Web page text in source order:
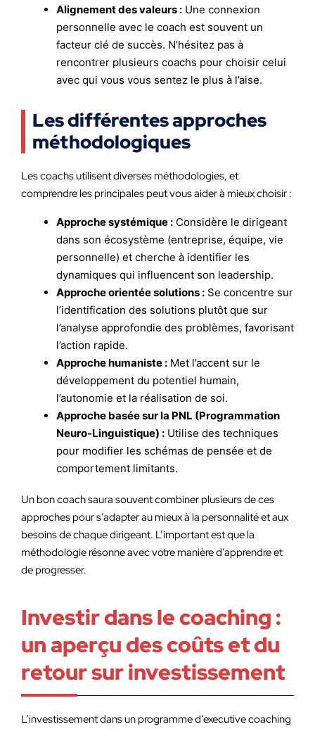
Alignement des valeurs : Une connexion
personnelle avec le coach est souvent un
facteur clé de succès. N’hésitez pas à
rencontrer plusieurs coachs pour choisir celui
avec qui vous vous sentez le plus à l’aise.
Les différentes approches
méthodologiques
Les coachs utilisent diverses méthodologies, et
comprendre les principales peut vous aider à mieux choisir :
Approche systémique : Considère le dirigeant
dans son écosystème (entreprise, équipe, vie
personnelle) et cherche à identifier les
dynamiques qui influencent son leadership.
Approche orientée solutions : Se concentre sur
l’identification des solutions plutôt que sur
l’analyse approfondie des problèmes, favorisant
l’action rapide.
Approche humaniste : Met l’accent sur le
développement du potentiel humain,
l’autonomie et la réalisation de soi.
Approche basée sur la PNL (Programmation
Neuro-Linguistique) : Utilise des techniques
pour modifier les schémas de pensée et de
comportement limitants.
Un bon coach saura souvent combiner plusieurs de ces
approches pour s’adapter au mieux à la personnalité et aux
besoins de chaque dirigeant. L’important est que la
méthodologie résonne avec votre manière d’apprendre et
de progresser.
Investir dans le coaching :
un aperçu des coûts et du
retour sur investissement
L’investissement dans un programme d’executive coaching